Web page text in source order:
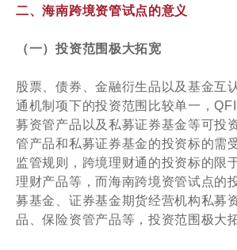
二、海南跨境资管试点的意义
（一）投资范围极大拓宽
股票、债券、金融衍生品以及基金互
通机制项下的投资范围比较单一，
募资管产品以及私募证券基金等可投
管产品和私募证券基金的投资标的需
监管规则，跨境理财通的投资标的限
理财产品等，而海南跨境资管试点的
募基金、证券基金期货经营机构私募
品、保险资管产品等，投资范围极大